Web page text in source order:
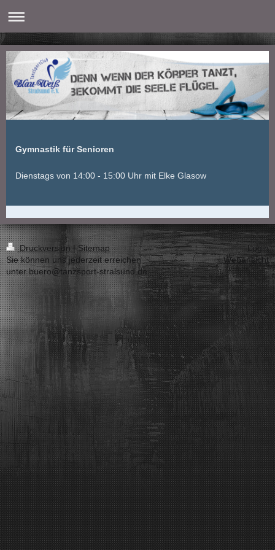
Gymnastik für Senioren
Dienstags von 14:00 - 15:00 Uhr mit Elke Glasow
Druckversion | Sitemap
Sie können uns jederzeit erreichen
unter buero@tanzsport-stralsund.de
Login
Webansicht